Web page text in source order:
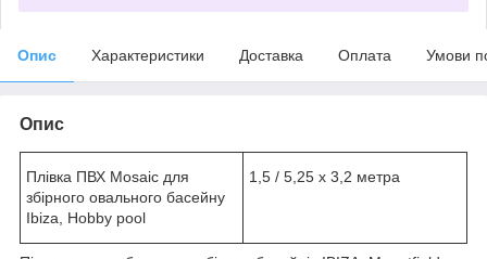
Опис Характеристики Доставка Оплата Умови
Опис
Плівка ПВХ Mosaic для
збірного овального басейну
Ibiza, Hobby pool
1,5 / 5,25 х 3,2 метра